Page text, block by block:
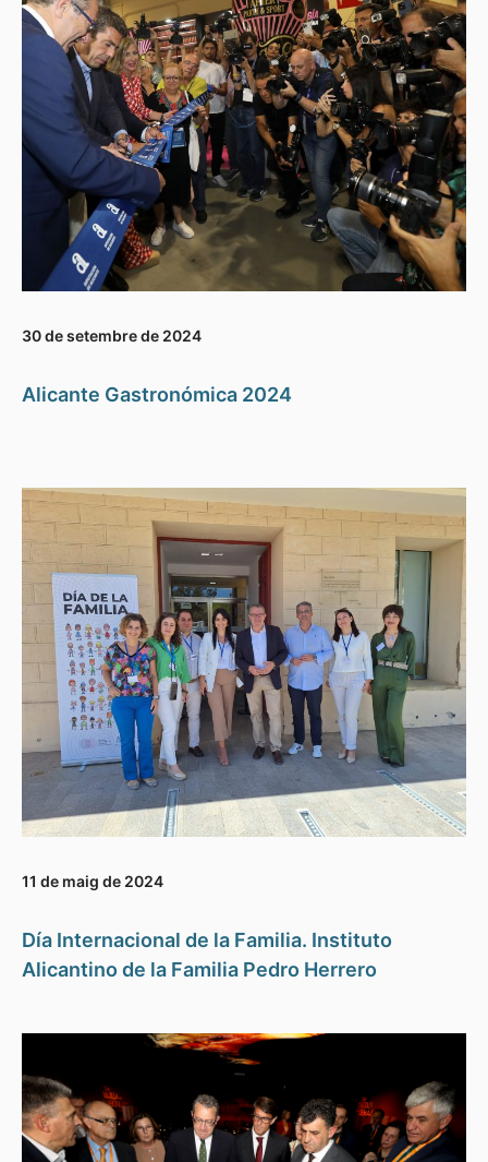
30 de setembre de 2024
Alicante Gastronómica 2024
11 de maig de 2024
Día Internacional de la Familia. Instituto
Alicantino de la Familia Pedro Herrero